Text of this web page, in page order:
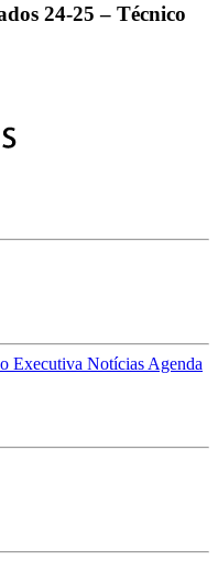
24-25 – Técnico
Executiva Notícias Agenda